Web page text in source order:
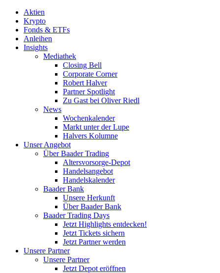
Aktien
Krypto
Fonds & ETFs
Anleihen
Insights
Mediathek
Closing Bell
Corporate Corner
Robert Halver
Partner Spotlight
Zu Gast bei Oliver Riedl
News
Wochenkalender
Markt unter der Lupe
Halvers Kolumne
Unser Angebot
Über Baader Trading
Altersvorsorge-Depot
Handelsangebot
Handelskalender
Baader Bank
Unsere Herkunft
Über Baader Bank
Baader Trading Days
Jetzt Highlights entdecken!
Jetzt Tickets sichern
Jetzt Partner werden
Unsere Partner
Unsere Partner
Jetzt Depot eröffnen